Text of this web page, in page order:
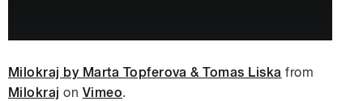
Milokraj by Marta Topferova & Tomas Liska from
Milokraj on Vimeo.